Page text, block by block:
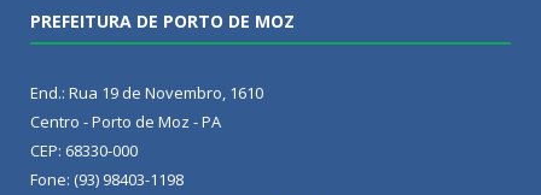
PREFEITURA DE PORTO DE MOZ
End.: Rua 19 de Novembro, 1610
Centro - Porto de Moz - PA
CEP: 68330-000
Fone: (93) 98403-1198